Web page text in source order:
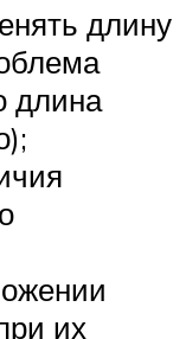
длину
длина
их